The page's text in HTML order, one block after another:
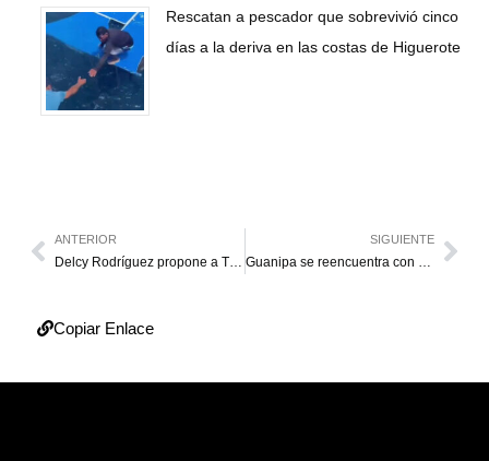
Rescatan a pescador que sobrevivió cinco
días a la deriva en las costas de Higuerote
ANTERIOR SIGUIENTE
Copiar Enlace